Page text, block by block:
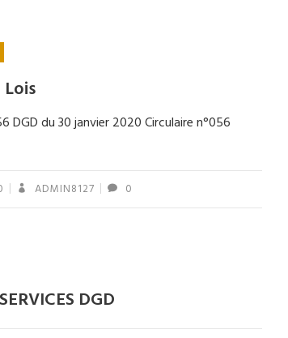
DGD du 30 janvier 2020 Circulaire n°056
ADMIN8127 0
DGD